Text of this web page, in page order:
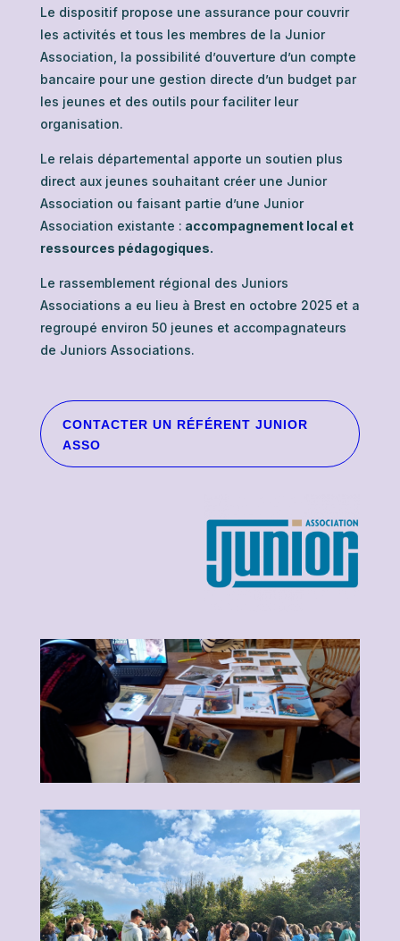
Le dispositif propose une assurance pour couvrir
les activités et tous les membres de la Junior
Association, la possibilité d’ouverture d’un compte
bancaire pour une gestion directe d’un budget par
les jeunes et des outils pour faciliter leur
organisation.
Le relais départemental apporte un soutien plus
direct aux jeunes souhaitant créer une Junior
Association ou faisant partie d’une Junior
Association existante : accompagnement local et
ressources pédagogiques.
Le rassemblement régional des Juniors
Associations a eu lieu à Brest en octobre 2025 et a
regroupé environ 50 jeunes et accompagnateurs
de Juniors Associations.
CONTACTER UN RÉFÉRENT JUNIOR
ASSO